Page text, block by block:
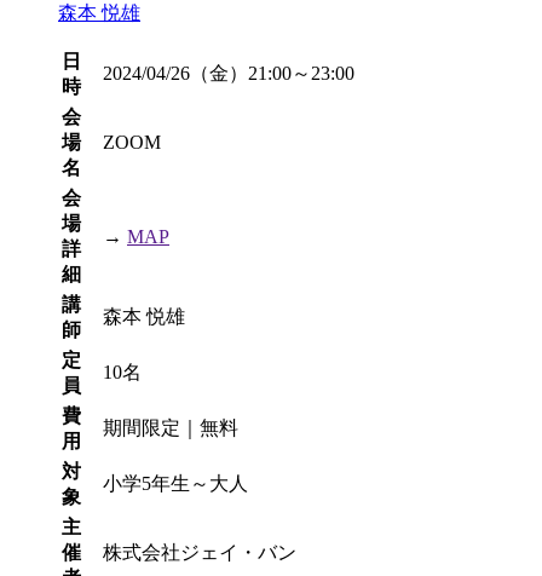
森本 悦雄
日
時
2024/04/26（金）21:00～23:00
会
場
名
ZOOM
会
場
詳
細
→ MAP
講
師
森本 悦雄
定
員
10名
費
用
期間限定｜無料
対
象
小学5年生～大人
主
催
株式会社ジェイ・バン